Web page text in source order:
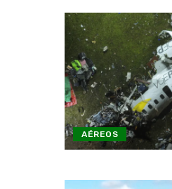
AÉREOS